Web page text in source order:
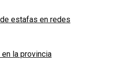
estafas en redes
en la provincia